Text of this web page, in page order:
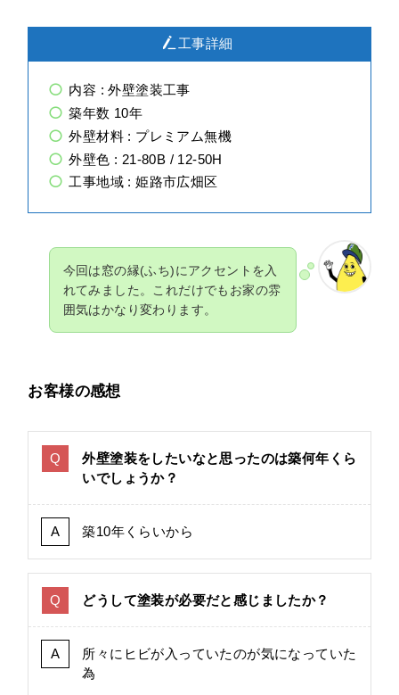
工事詳細
内容 : 外壁塗装工事
築年数 10年
外壁材料 : プレミアム無機
外壁色 : 21-80B / 12-50H
工事地域 : 姫路市広畑区
今回は窓の縁(ふち)にアクセントを入
れてみました。これだけでもお家の雰
囲気はかなり変わります。
お客様の感想
外壁塗装をしたいなと思ったのは築何年くら
いでしょうか？
築10年くらいから
どうして塗装が必要だと感じましたか？
所々にヒビが入っていたのが気になっていた
為